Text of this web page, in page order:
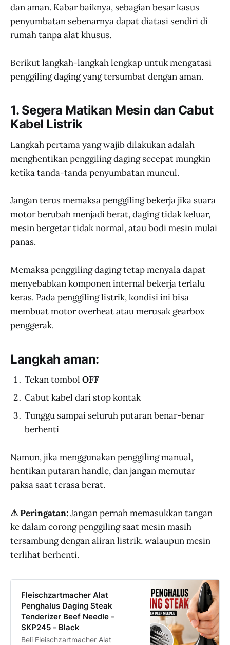
dan aman. Kabar baiknya, sebagian besar kasus
penyumbatan sebenarnya dapat diatasi sendiri di
rumah tanpa alat khusus.
Berikut langkah-langkah lengkap untuk mengatasi
penggiling daging yang tersumbat dengan aman.
1. Segera Matikan Mesin dan Cabut
Kabel Listrik
Langkah pertama yang wajib dilakukan adalah
menghentikan penggiling daging secepat mungkin
ketika tanda-tanda penyumbatan muncul.
Jangan terus memaksa penggiling bekerja jika suara
motor berubah menjadi berat, daging tidak keluar,
mesin bergetar tidak normal, atau bodi mesin mulai
panas.
Memaksa penggiling daging tetap menyala dapat
menyebabkan komponen internal bekerja terlalu
keras. Pada penggiling listrik, kondisi ini bisa
membuat motor overheat atau merusak gearbox
penggerak.
Langkah aman:
Tekan tombol OFF
Cabut kabel dari stop kontak
Tunggu sampai seluruh putaran benar-benar
berhenti
Namun, jika menggunakan penggiling manual,
hentikan putaran handle, dan jangan memutar
paksa saat terasa berat.
⚠ Peringatan:Jangan pernah memasukkan tangan
ke dalam corong penggiling saat mesin masih
tersambung dengan aliran listrik, walaupun mesin
terlihat berhenti.
Fleischzartmacher Alat
Penghalus Daging Steak
Tenderizer Beef Needle -
SKP245 - Black
Beli Fleischzartmacher Alat